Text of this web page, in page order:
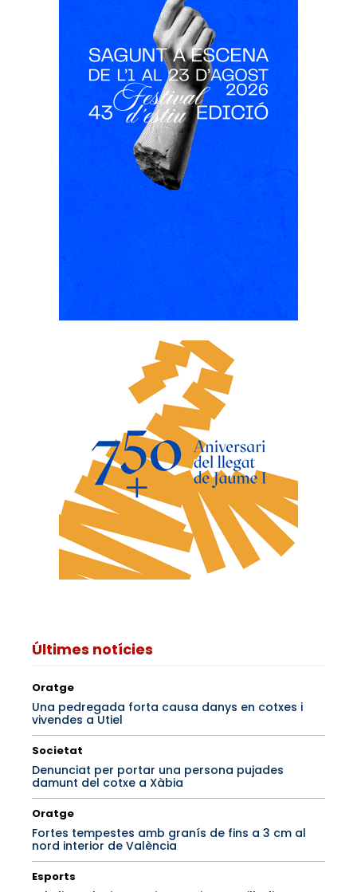
Últimes notícies
Oratge
Una pedregada forta causa danys en cotxes i
vivendes a Utiel
Societat
Denunciat per portar una persona pujades
damunt del cotxe a Xàbia
Oratge
Fortes tempestes amb granís de fins a 3 cm al
nord interior de València
Esports